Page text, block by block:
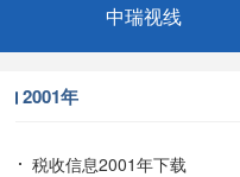
中瑞视线
2001年
税收信息2001年下载